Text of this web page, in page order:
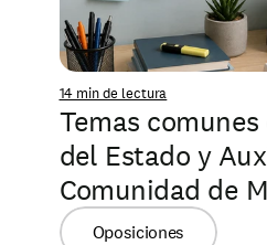
14 min de lectura
Temas
del Estado y
Comunidad de
Oposiciones